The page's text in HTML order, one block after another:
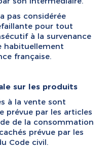
pas considérée
pour tout
à la survenance
habituellement
française.
sur les produits
à la vente sont
prévue par les articles
de la consommation
prévue par les
Code civil.